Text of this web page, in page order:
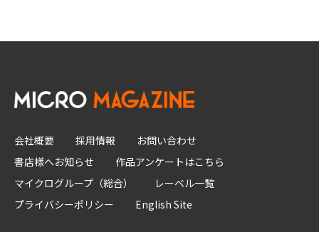
会社概要 採用情報
お問い合わせ
書店様へお知らせ
作品アンケートはこちら
マイクログループ（総合）
レーベル一覧
プライバシーポリシー
English Site